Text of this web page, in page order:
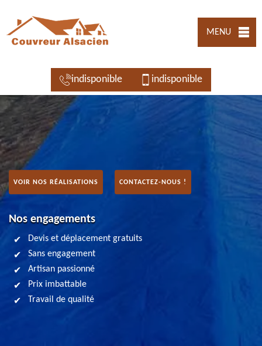
MENU
indisponible indisponible
VOIR NOS RÉALISATIONS CONTACTEZ-NOUS !
Nos engagements
Devis et déplacement gratuits
Sans engagement
Artisan passionné
Prix imbattable
Travail de qualité